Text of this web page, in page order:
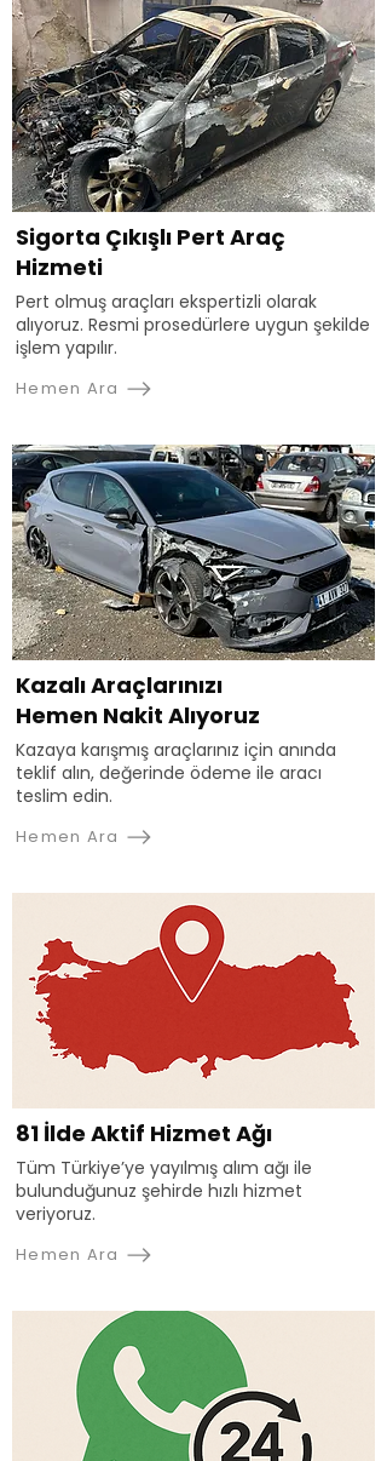
Sigorta Çıkışlı Pert Araç
Hizmeti
Pert olmuş araçları ekspertizli olarak
alıyoruz. Resmi prosedürlere uygun şekilde
işlem yapılır.
Hemen Ara
Kazalı Araçlarınızı
Hemen Nakit Alıyoruz
Kazaya karışmış araçlarınız için anında
teklif alın, değerinde ödeme ile aracı
teslim edin.
Hemen Ara
81 İlde Aktif Hizmet Ağı
Tüm Türkiye’ye yayılmış alım ağı ile
bulunduğunuz şehirde hızlı hizmet
veriyoruz.
Hemen Ara